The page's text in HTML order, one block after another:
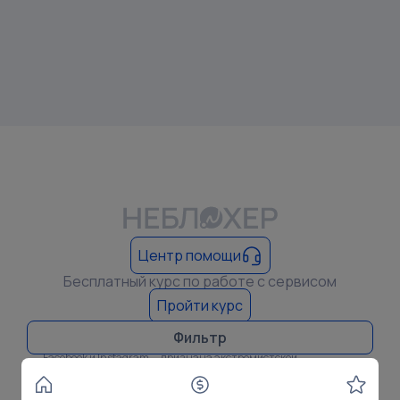
Фильтр
Центр помощи
Copyright © 2025 Все права защищены
Meta Platforms, а также принадлежащие ей социальные сети
Facebook и Instagram — признана экстремистской
Политика конфиденциальности
Бесплатный курс по работе с сервисом
Пройти курс